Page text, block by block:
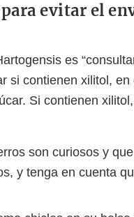
para evitar el
es
si contienen xilitol,
Si contienen
son curiosos y
y tenga en cuenta